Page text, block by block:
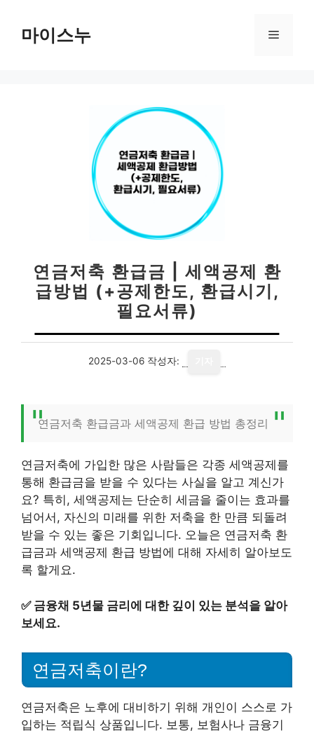
마이스누 메
연금저축 환급금 | 세액공제 환
급방법 (+공제한도, 환급시기,
필요서류)
2025-03-06 작성자:
연금저축 환급금과 세액공제 환급 방법 총정리
연금저축에 가입한 많은 사람들은 각종 세액공제를
통해 환급금을 받을 수 있다는 사실을 알고 계신가
요? 특히, 세액공제는 단순히 세금을 줄이는 효과를
넘어서, 자신의 미래를 위한 저축을 한 만큼 되돌려
받을 수 있는 좋은 기회입니다. 오늘은 연금저축 환
급금과 세액공제 환급 방법에 대해 자세히 알아보도
록 할게요.
✅ 금융채 5년물 금리에 대한 깊이 있는 분석을 알아
보세요.
연금저축이란?
연금저축은 노후에 대비하기 위해 개인이 스스로 가
입하는 적립식 상품입니다. 보통, 보험사나 금융기